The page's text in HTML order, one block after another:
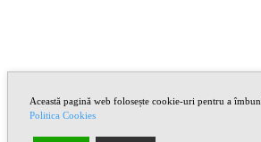
Această pagină web folosește cookie-uri pentru a
Politica Cookies